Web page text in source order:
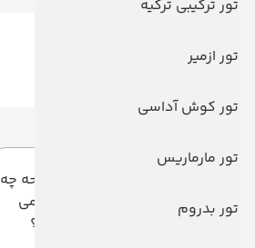
تور ترکیبی ترکیه
تور ازمیر
تور کوش آداسی
تور مارماریس
تور بدروم
دیدگاه کاربران
به این صفحه چه
امتیازی می
دهید؟